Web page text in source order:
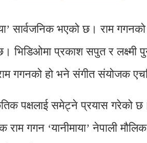
सार्वजनिक भएको छ। राम
छ। भिडिओमा प्रकाश सपुत र
गगनको हो भने संगीत संयोजक
पक्षलाई समेट्ने प्रयास गरेको
गगन ‘यानीमाया’ नेपाली